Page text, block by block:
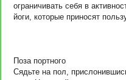
ограничивать себя в
йоги, которые приносят
Поза портного
Сядьте на пол,